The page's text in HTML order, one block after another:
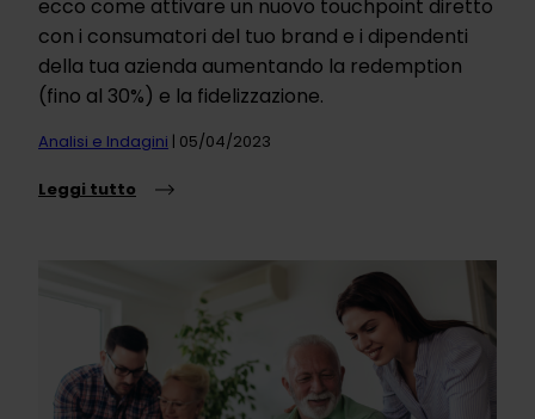
ecco come attivare un nuovo touchpoint diretto
con i consumatori del tuo brand e i dipendenti
della tua azienda aumentando la redemption
(fino al 30%) e la fidelizzazione.
Analisi e Indagini | 05/04/2023
Leggi tutto